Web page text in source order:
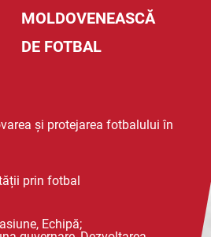
MOLDOVENEASCĂ
DE FOTBAL
și protejarea fotbalului în
prin fotbal
Echipă;